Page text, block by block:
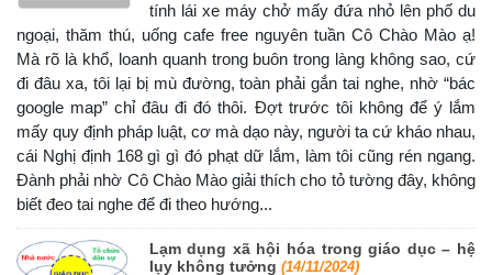
tính lái xe máy chở mấy đứa nhỏ lên phố du
ngoại, thăm thú, uống cafe free nguyên tuần Cô Chào Mào ạ!
Mà rõ là khổ, loanh quanh trong buôn trong làng không sao, cứ
đi đâu xa, tôi lại bị mù đường, toàn phải gắn tai nghe, nhờ “bác
google map” chỉ đâu đi đó thôi. Đợt trước tôi không để ý lắm
mấy quy định pháp luật, cơ mà dạo này, người ta cứ kháo nhau,
cái Nghị định 168 gì gì đó phạt dữ lắm, làm tôi cũng rén ngang.
Đành phải nhờ Cô Chào Mào giải thích cho tỏ tường đây, không
biết đeo tai nghe để đi theo hướng...
Lạm dụng xã hội hóa trong giáo dục – hệ
lụy không tưởng (14/11/2024)